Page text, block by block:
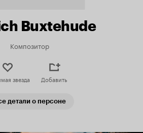
Buxtehude
Композитор
звезда Добавить
детали о персоне